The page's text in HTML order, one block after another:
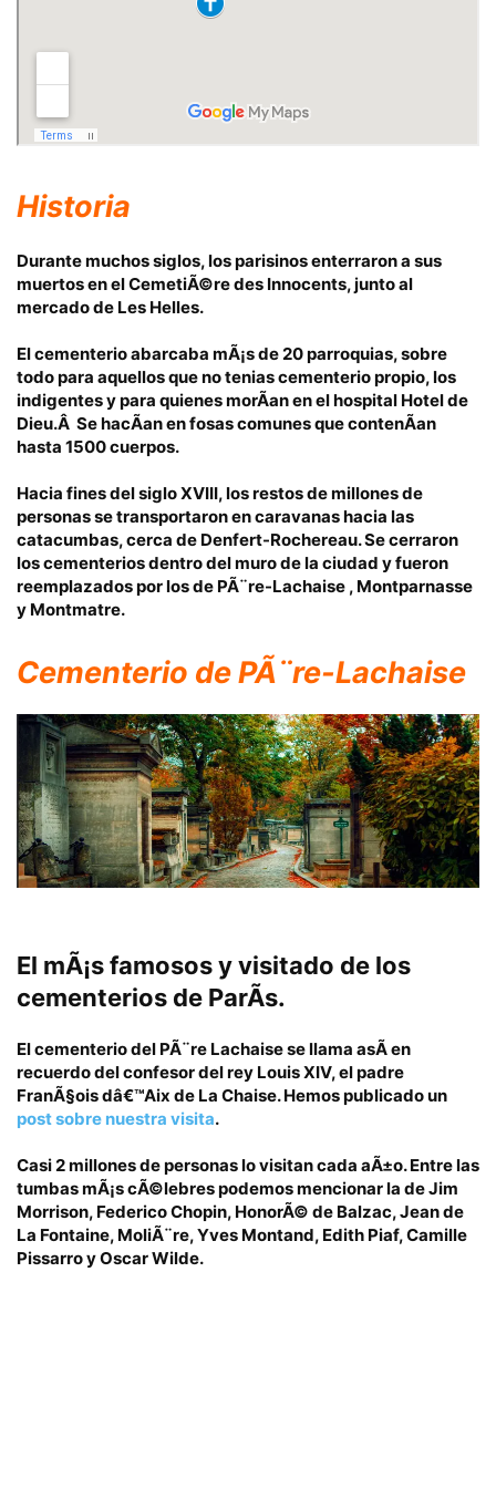
Historia
Durante muchos siglos, los parisinos enterraron a sus
muertos en elCemetiÃ©re des Innocents, junto al
mercado de Les Helles.
El cementerio abarcaba mÃ¡s de 20 parroquias, sobre
todo para aquellos que no tenias cementerio propio, los
indigentes y para quienes morÃ­an en el hospital Hotel de
Dieu.Â Se hacÃ­an en fosas comunes que contenÃ­an
hasta 1500 cuerpos.
Hacia fines del siglo XVIII, los restos de millones de
personas se transportaron en caravanas hacia las
catacumbas, cerca de Denfert-Rochereau.Se cerraron
los cementerios dentro del muro de la ciudad y fueron
reemplazados por los de PÃ¨re-Lachaise , Montparnasse
y Montmatre.
Cementerio dePÃ¨re-Lachaise
El mÃ¡s famosos y visitado de los
cementerios de ParÃ­s.
El cementerio del PÃ¨re Lachaise se llama asÃ­ en
recuerdo del confesor del rey Louis XIV, el padre
FranÃ§ois dâ€™Aix de La Chaise. Hemos publicado un
post sobre nuestra visita.
Casi 2 millones de personas lo visitan cada aÃ±o. Entre las
tumbas mÃ¡s cÃ©lebres podemos mencionar la de Jim
Morrison, Federico Chopin, HonorÃ© de Balzac, Jean de
La Fontaine, MoliÃ¨re, Yves Montand, Edith Piaf, Camille
Pissarro y Oscar Wilde.